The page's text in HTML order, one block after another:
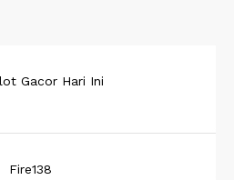
Gacor Hari Ini
Fire138